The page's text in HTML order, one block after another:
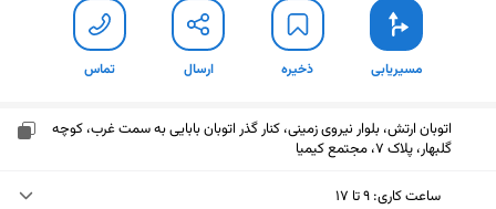
مسیریابی ذخیره ارسال تماس
اتوبان ارتش، بلوار نیروی زمینی، کنار گذر اتوبان بابایی به سمت غرب، کوچه
گلبهار، پلاک ۷، مجتمع کیمیا
ساعت کاری: ۹ تا ۱۷